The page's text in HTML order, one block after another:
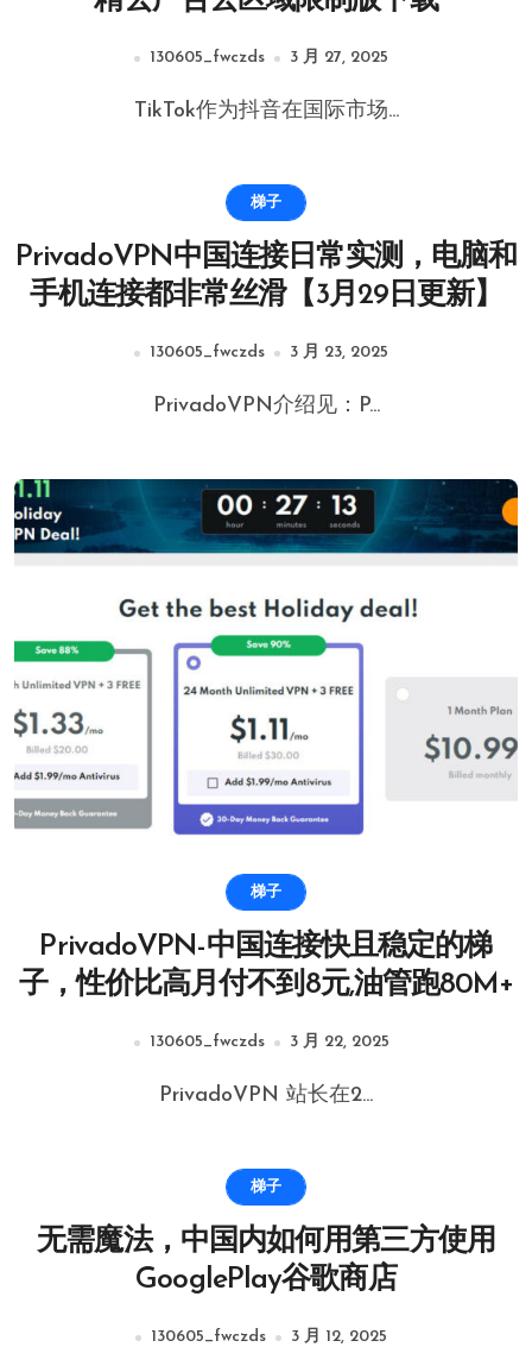
130605_fwczds 3 月 27, 2025
TikTok作为抖音在国际市场...
梯子
PrivadoVPN中国连接日常实测，电脑和
手机连接都非常丝滑【3月29日更新】
130605_fwczds 3 月 23, 2025
PrivadoVPN介绍见：P...
梯子
PrivadoVPN-中国连接快且稳定的梯
子，性价比高月付不到8元,油管跑80M+
130605_fwczds 3 月 22, 2025
PrivadoVPN 站长在2...
梯子
无需魔法，中国内如何用第三方使用
GooglePlay谷歌商店
130605_fwczds 3 月 12, 2025